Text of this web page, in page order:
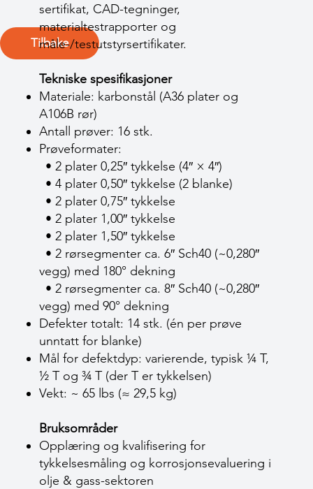
Tilbake
sertifikat, CAD-tegninger,
materialtestrapporter og
måle-/testutstyrsertifikater.
Tekniske spesifikasjoner
Materiale: karbonstål (A36 plater og
A106B rør)
Antall prøver: 16 stk.
Prøveformater:
• 2 plater 0,25″ tykkelse (4″ × 4″)
• 4 plater 0,50″ tykkelse (2 blanke)
• 2 plater 0,75″ tykkelse
• 2 plater 1,00″ tykkelse
• 2 plater 1,50″ tykkelse
• 2 rørsegmenter ca. 6″ Sch40 (~0,280″
vegg) med 180° dekning
• 2 rørsegmenter ca. 8″ Sch40 (~0,280″
vegg) med 90° dekning
Defekter totalt: 14 stk. (én per prøve
unntatt for blanke)
Mål for defektdyp: varierende, typisk ¼ T,
½ T og ¾ T (der T er tykkelsen)
Vekt: ~ 65 lbs (≈ 29,5 kg)
Bruksområder
Opplæring og kvalifisering for
tykkelsesmåling og korrosjonsevaluering i
olje & gass-sektoren